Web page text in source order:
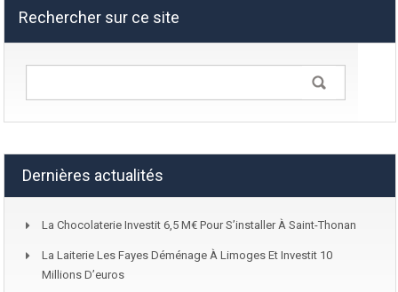
Rechercher sur ce site
Dernières actualités
La Chocolaterie Investit 6,5 M€ Pour S’installer À Saint-Thonan
La Laiterie Les Fayes Déménage À Limoges Et Investit 10
Millions D’euros